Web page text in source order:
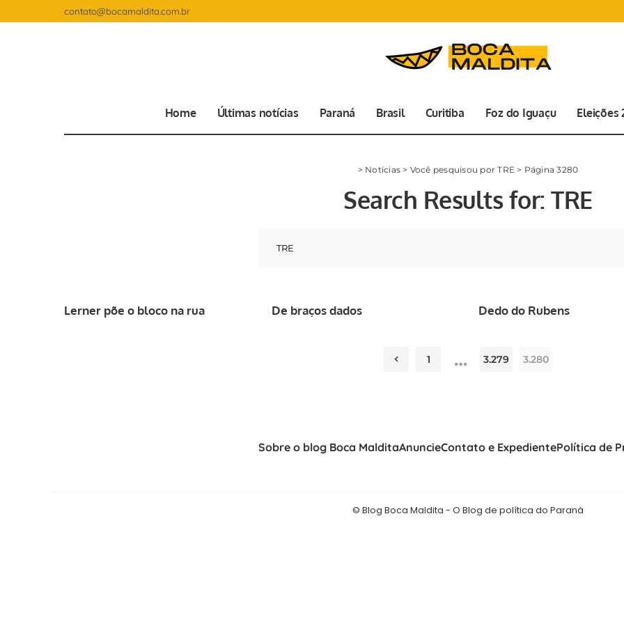
contato@bocamaldita.com.br
Home Últimas notícias Paraná Brasil Curitiba Foz do Iguaçu Eleições
> Notícias > Você pesquisou por TRE > Página 3280
Search Results for:TRE
Lerner põe o bloco na rua De braços dados Dedo do Rubens
1 … 3.279 3.280
Sobre o blog Boca MalditaAnuncieContato e ExpedientePolítica de
© Blog Boca Maldita - O Blog de política do Paraná